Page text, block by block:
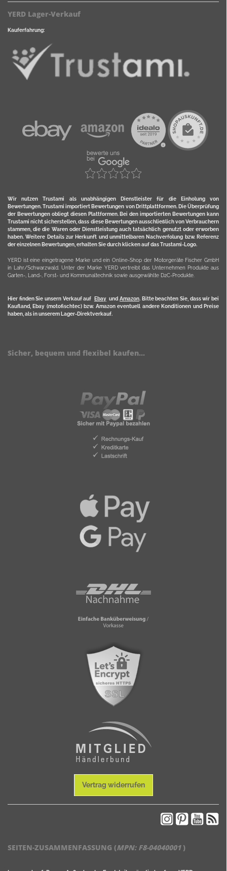
YERD Lager-Verkauf
Kauferfahrung:
Wir nutzen Trustami als unabhängigen Dienstleister für die Einholung von
Bewertungen. Trustami importiert Bewertungen von Drittplattformen. Die Überprüfung
der Bewertungen obliegt diesen Plattformen. Bei den importierten Bewertungen kann
Trustami nicht sicherstellen, dass diese Bewertungen ausschließlich von Verbrauchern
stammen, die die Waren oder Dienstleistung auch tatsächlich genutzt oder erworben
haben. Weitere Details zur Herkunft und unmittelbaren Nachverfolung bzw. Referenz
der einzelnen Bewertungen, erhalten Sie durch klicken auf das Trustami-Logo.
YERD ist eine eingetragene Marke und ein Online-Shop der Motorgeräte Fischer GmbH
in Lahr/Schwarzwald. Unter der Marke YERD vertreibt das Unternehmen Produkte aus
Garten-, Land-, Forst- und Kommunaltechnik sowie ausgewählte D2C-Produkte.
Hier finden Sie unsern Verkauf auf Ebayund Amazon. Bitte beachten Sie, dass wir bei
Kaufland, Ebay (motofischtec) bzw. Amazon eventuell andere Konditionen und Preise
haben, als in unserem Lager-Direktverkauf.
Sicher, bequem und flexibel kaufen...
Vertrag widerrufen
SEITEN-ZUSAMMENFASSUNG (MPN: F8-04040001)